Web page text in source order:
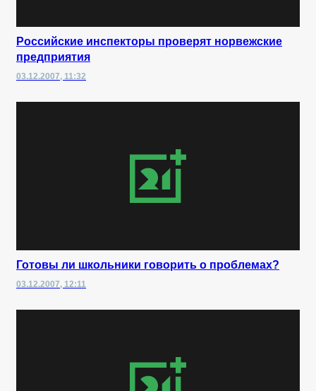
Российские инспекторы проверят норвежские
предприятия
03.12.2007, 11:32
Готовы ли школьники говорить о проблемах?
03.12.2007, 12:11